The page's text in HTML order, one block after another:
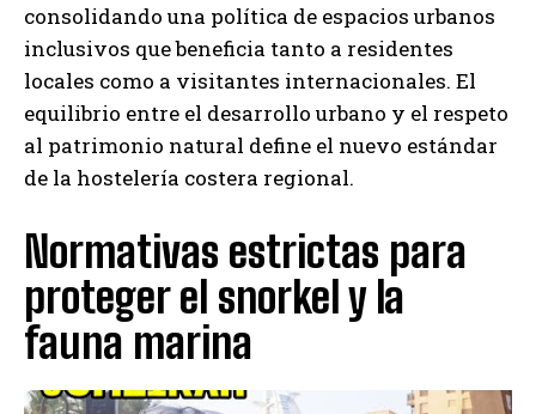
consolidando una política de espacios urbanos
inclusivos que beneficia tanto a residentes
locales como a visitantes internacionales. El
equilibrio entre el desarrollo urbano y el respeto
al patrimonio natural define el nuevo estándar
de la hostelería costera regional.
Normativas estrictas para
proteger el snorkel y la
fauna marina